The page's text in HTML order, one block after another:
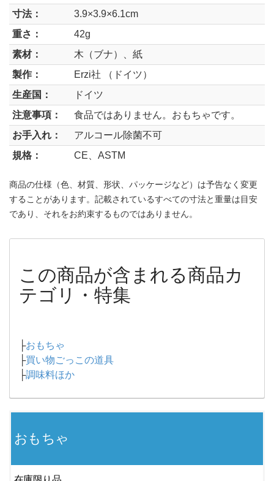
寸法：
3.9×3.9×6.1cm
重さ：
42g
素材：
木（ブナ）、紙
製作：
Erzi社 （ドイツ）
生産国：
ドイツ
注意事項：
食品ではありません。おもちゃです。
お手入れ：
アルコール除菌不可
規格：
CE、ASTM
商品の仕様（色、材質、形状、パッケージなど）は予告なく変更
することがあります。記載されているすべての寸法と重量は目安
であり、それをお約束するものではありません。
この商品が含まれる商品カ
テゴリ・特集
├おもちゃ
├買い物ごっこの道具
├調味料ほか
おもちゃ